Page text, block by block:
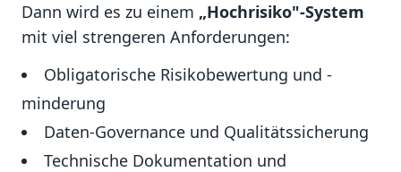
Dann wird es zu einem „Hochrisiko"-System
mit viel strengeren Anforderungen:
Obligatorische Risikobewertung und -
minderung
Daten-Governance und Qualitätssicherung
Technische Dokumentation und